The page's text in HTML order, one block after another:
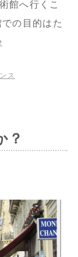
館へ行くこ
の目的はた
ス
？